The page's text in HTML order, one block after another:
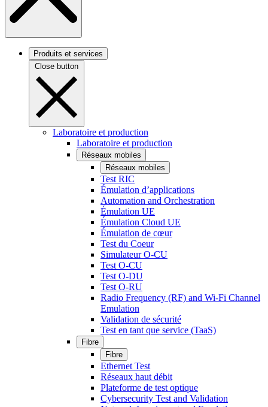
Produits et services
Close button
Laboratoire et production
Laboratoire et production
Réseaux mobiles
Réseaux mobiles
Test RIC
Émulation d’applications
Automation and Orchestration
Émulation UE
Émulation Cloud UE
Émulation de cœur
Test du Coeur
Simulateur O-CU
Test O-CU
Test O-DU
Test O-RU
Radio Frequency (RF) and Wi-Fi Channel
Emulation
Validation de sécurité
Test en tant que service (TaaS)
Fibre
Fibre
Ethernet Test
Réseaux haut débit
Plateforme de test optique
Cybersecurity Test and Validation